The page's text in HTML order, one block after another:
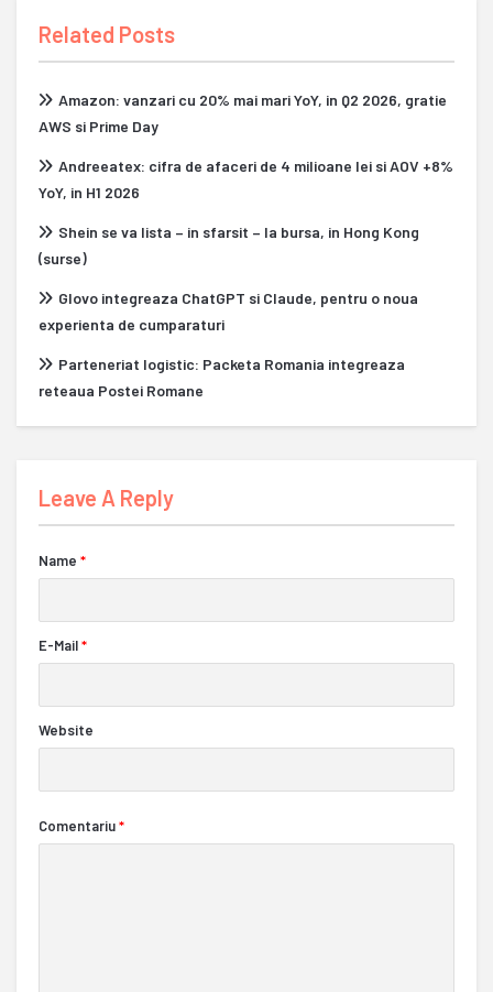
Related Posts
Amazon: vanzari cu 20% mai mari YoY, in Q2 2026, gratie
AWS si Prime Day
Andreeatex: cifra de afaceri de 4 milioane lei si AOV +8%
YoY, in H1 2026
Shein se va lista – in sfarsit – la bursa, in Hong Kong
(surse)
Glovo integreaza ChatGPT si Claude, pentru o noua
experienta de cumparaturi
Parteneriat logistic: Packeta Romania integreaza
reteaua Postei Romane
Leave A Reply
Name *
E-Mail*
Website
Comentariu*